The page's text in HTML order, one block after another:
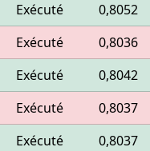
Exécuté 0,8052
Exécuté 0,8036
Exécuté 0,8042
Exécuté 0,8037
Exécuté 0,8037